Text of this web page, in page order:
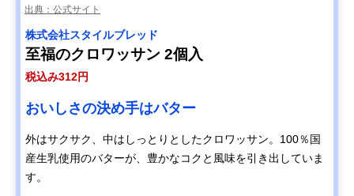
出典：公式サイト
株式会社スタイルブレッド
至福のクロワッサン 2個入
税込み312円
おいしさの決め手はバター
外はサクサク、中はしっとりとしたクロワッサン。100％国
産生乳使用のバターが、豊かなコクと風味を引き出していま
す。